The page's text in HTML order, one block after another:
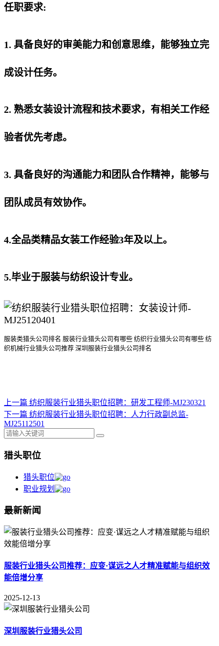
任职要求:
1. 具备良好的审美能力和创意思维，能够独立完
成设计任务。
2. 熟悉女装设计流程和技术要求，有相关工作经
验者优先考虑。
3. 具备良好的沟通能力和团队合作精神，能够与
团队成员有效协作。
4.全品类精品女装工作经验3年及以上。
5.毕业于服装与纺织设计专业。
服装类猎头公司排名 服装行业猎头公司有哪些 纺织行业猎头公司有哪些 纺
织机械行业猎头公司推荐 深圳服装行业猎头公司排名
上一篇 纺织服装行业猎头职位招聘：研发工程师-MJ230321
下一篇 纺织服装行业猎头职位招聘：人力行政副总监-
MJ25112501
猎头职位
猎头职位
职业规划
最新新闻
服装行业猎头公司推荐：应变·谋远之人才精准赋能与组织效
能倍增分享
2025-12-13
深圳服装行业猎头公司